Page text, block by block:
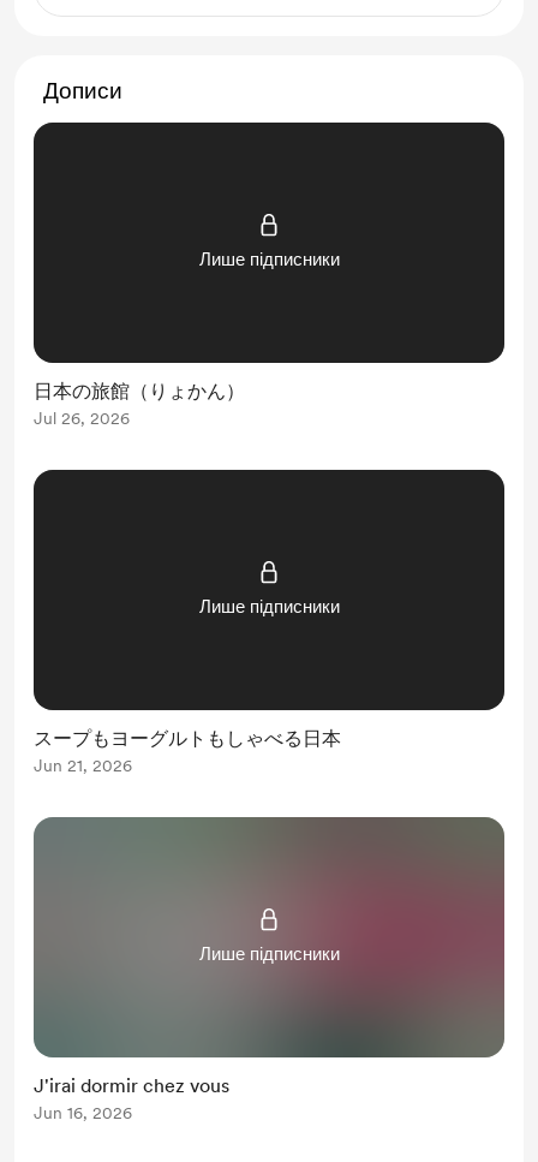
Дописи
Лише підписники
日本の旅館（りょかん）
Jul 26, 2026
Лише підписники
スープもヨーグルトもしゃべる日本
Jun 21, 2026
Лише підписники
J'irai dormir chez vous
Jun 16, 2026